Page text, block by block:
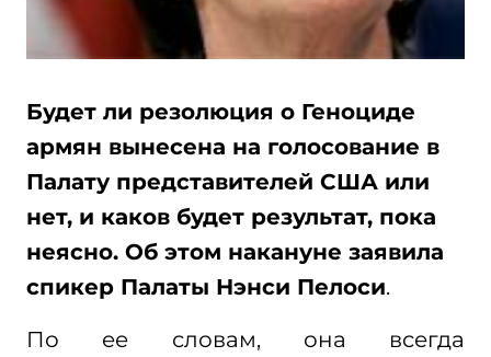
Будет ли резолюция о Геноциде
армян вынесена на голосование в
Палату представителей США или
нет, и каков будет результат, пока
неясно. Об этом накануне заявила
спикер Палаты Нэнси Пелоси.
По ее словам, она всегда